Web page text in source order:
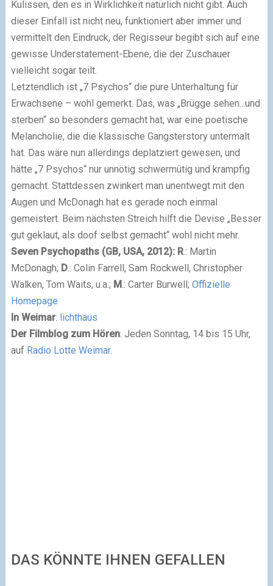
Kulissen, den es in Wirklichkeit natürlich nicht gibt. Auch
dieser Einfall ist nicht neu, funktioniert aber immer und
vermittelt den Eindruck, der Regisseur begibt sich auf eine
gewisse Understatement-Ebene, die der Zuschauer
vielleicht sogar teilt.
Letztendlich ist „7 Psychos“ die pure Unterhaltung für
Erwachsene – wohl gemerkt. Das, was „Brügge sehen...und
sterben“ so besonders gemacht hat, war eine poetische
Melancholie, die die klassische Gangsterstory untermalt
hat. Das wäre nun allerdings deplatziert gewesen, und
hätte „7 Psychos“ nur unnötig schwermütig und krampfig
gemacht. Stattdessen zwinkert man unentwegt mit den
Augen und McDonagh hat es gerade noch einmal
gemeistert. Beim nächsten Streich hilft die Devise „Besser
gut geklaut, als doof selbst gemacht“ wohl nicht mehr.
Seven Psychopaths (GB, USA, 2012): R.: Martin
McDonagh; D.: Colin Farrell, Sam Rockwell, Christopher
Walken, Tom Waits, u.a.; M.: Carter Burwell; Offizielle
Homepage
In Weimar: lichthaus
Der Filmblog zum Hören: Jeden Sonntag, 14 bis 15 Uhr,
auf Radio Lotte Weimar.
DAS KÖNNTE IHNEN GEFALLEN